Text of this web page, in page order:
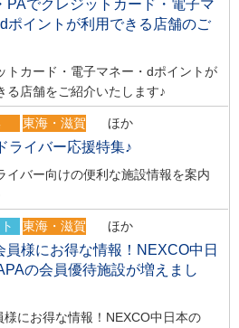
PAでクレジットカード・電子マ
ポイントが利用できる店舗のご
トカード・電子マネー・dポイントが
る店舗をご紹介いたします♪
東海・滋賀 ほか
ライバー応援特集♪
イバー向けの便利な施設情報を案内
東海・滋賀 ほか
員様にお得な情報！NEXCO中日
の会員優待施設が増えまし
様にお得な情報！NEXCO中日本の